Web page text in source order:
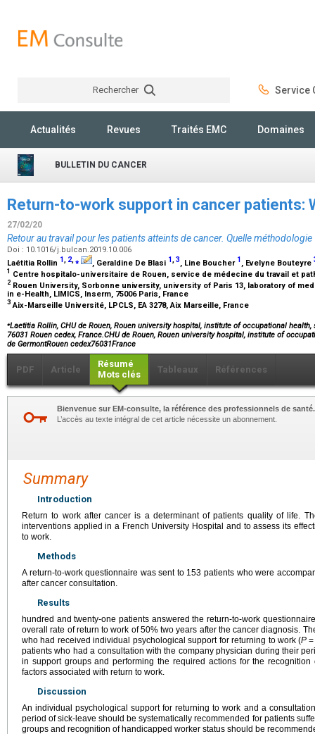
Rechercher Service
Actualités Revues Traités EMC Domaines
BULLETIN DU CANCER
Return-to-work support in cancer patients:
27/02/20
Retour au travail pour les patients atteints de cancer. Quelle méthodologie
Doi : 10.1016/j.bulcan.2019.10.006
Laétitia Rollin 1, 2,⁎ , Geraldine De Blasi 1,3, Line Boucher 1 , Evelyne Bouteyre
1 Centre hospitalo-universitaire de Rouen, service de médecine du travail et
2 Rouen University, Sorbonne university, university of Paris 13, laboratory of
in e-Health, LIMICS, Inserm, 75006 Paris, France
3 Aix-Marseille Université, LPCLS, EA 3278, Aix Marseille, France
⁎Laetitia Rollin, CHU de Rouen, Rouen university hospital, institute of occupational
76031 Rouen cedex, France.CHU de Rouen, Rouen university hospital, institute of
de GermontRouen cedex76031France
PDF Article
Résumé
Mots clés
Tableaux Références
Bienvenue sur EM-consulte, la référence des professionnels de santé.
L’accès au texte intégral de cet article nécessite un abonnement.
Summary
Introduction
Return to work after cancer is a determinant of patients quality of life.
interventions applied in a French University Hospital and to assess its
to work.
Methods
A return-to-work questionnaire was sent to 153 patients who were
after cancer consultation.
Results
hundred and twenty-one patients answered the return-to-work
overall rate of return to work of 50% two years after the cancer diagnosis.
who had received individual psychological support for returning to work (P =
patients who had a consultation with the company physician during their
in support groups and performing the required actions for the
factors associated with return to work.
Discussion
An individual psychological support for returning to work and a
period of sick-leave should be systematically recommended for patients
groups and recognition of handicapped worker status should be